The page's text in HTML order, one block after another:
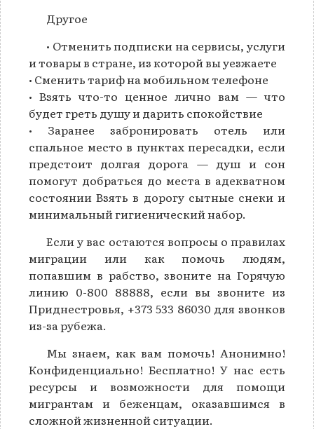
Другое
• Отменить подписки на сервисы, услуги
и товары в стране, из которой вы уезжаете
• Сменить тариф на мобильном телефоне
• Взять что-то ценное лично вам — что
будет греть душу и дарить спокойствие
• Заранее забронировать отель или
спальное место в пунктах пересадки, если
предстоит долгая дорога — душ и сон
помогут добраться до места в адекватном
состоянии Взять в дорогу сытные снеки и
минимальный гигиенический набор.
Если у вас остаются вопросы о правилах
миграции или как помочь людям,
попавшим в рабство, звоните на Горячую
линию 0-800 88888, если вы звоните из
Приднестровья, +373 533 86030 для звонков
из-за рубежа.
Мы знаем, как вам помочь! Анонимно!
Конфиденциально! Бесплатно! У нас есть
ресурсы и возможности для помощи
мигрантам и беженцам, оказавшимся в
сложной жизненной ситуации.